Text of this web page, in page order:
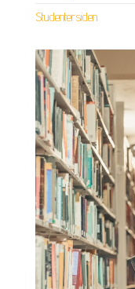
Studentersiden